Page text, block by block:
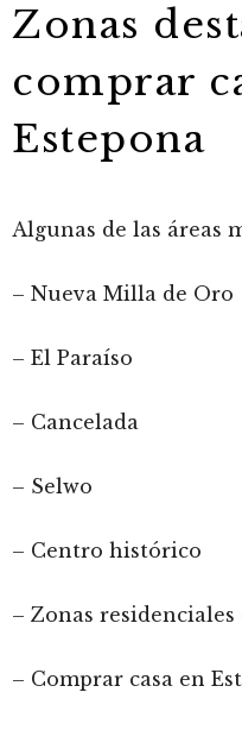
Zonas
comprar
Estepona
Algunas de las áreas
– Nueva Milla de Oro
– El Paraíso
– Cancelada
– Selwo
– Centro histórico
– Zonas residenciales
– Comprar casa en